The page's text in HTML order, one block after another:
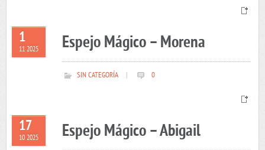
1
11 2025 Espejo Mágico – Morena
SIN CATEGORÍA 0
17
10 2025 Espejo Mágico – Abigail